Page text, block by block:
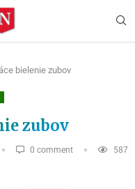
bielenie zubov
zubov
0 comment
587